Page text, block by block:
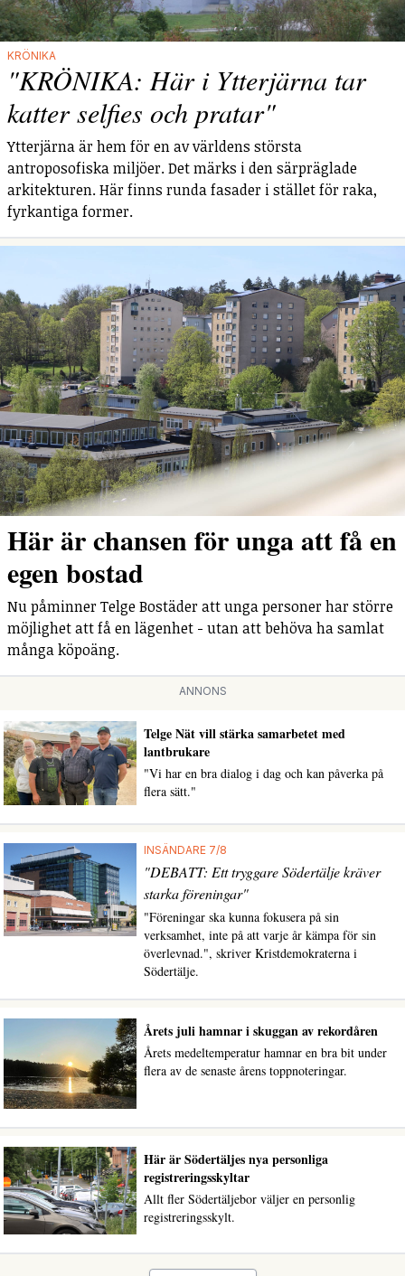
KRÖNIKA
"KRÖNIKA: Här i Ytterjärna tar
katter selfies och pratar"
Ytterjärna är hem för en av världens största
antroposofiska miljöer. Det märks i den särpräglade
arkitekturen. Här finns runda fasader i stället för raka,
fyrkantiga former.
Här är chansen för unga att få en
egen bostad
Nu påminner Telge Bostäder att unga personer har större
möjlighet att få en lägenhet - utan att behöva ha samlat
många köpoäng.
ANNONS
Telge Nät vill stärka samarbetet med
lantbrukare
"Vi har en bra dialog i dag och kan påverka på
flera sätt."
INSÄNDARE 7/8
"DEBATT: Ett tryggare Södertälje kräver
starka föreningar"
"Föreningar ska kunna fokusera på sin
verksamhet, inte på att varje år kämpa för sin
överlevnad.", skriver Kristdemokraterna i
Södertälje.
Årets juli hamnar i skuggan av rekordåren
Årets medeltemperatur hamnar en bra bit under
flera av de senaste årens toppnoteringar.
Här är Södertäljes nya personliga
registreringsskyltar
Allt fler Södertäljebor väljer en personlig
registreringsskylt.